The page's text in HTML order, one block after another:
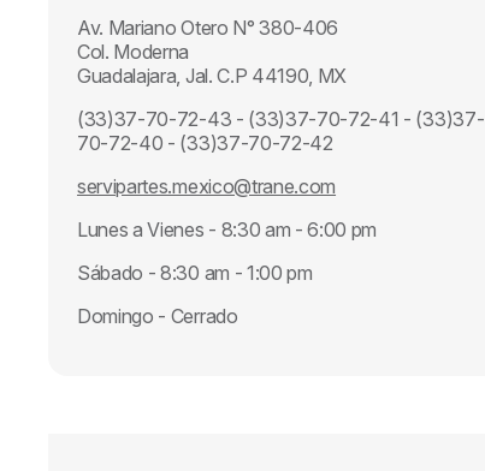
Av. Mariano Otero N° 380-406
Col. Moderna
Guadalajara, Jal. C.P 44190, MX
(33)37-70-72-43 - (33)37-70-72-41 - (33)37-
70-72-40 - (33)37-70-72-42
servipartes.mexico@trane.com
Lunes a Vienes - 8:30 am - 6:00 pm
Sábado - 8:30 am - 1:00 pm
Domingo - Cerrado